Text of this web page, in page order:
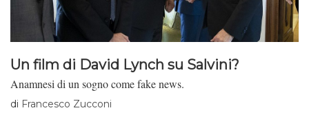
Un film di David Lynch su Salvini?
Anamnesi di un sogno come fake news.
di Francesco Zucconi